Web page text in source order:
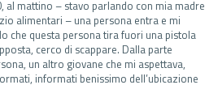
al mattino – stavo parlando con mia madre
alimentari – una persona entra e mi
che questa persona tira fuori una pistola
cerco di scappare. Dalla parte
un altro giovane che mi aspettava,
informati benissimo dell’ubicazione